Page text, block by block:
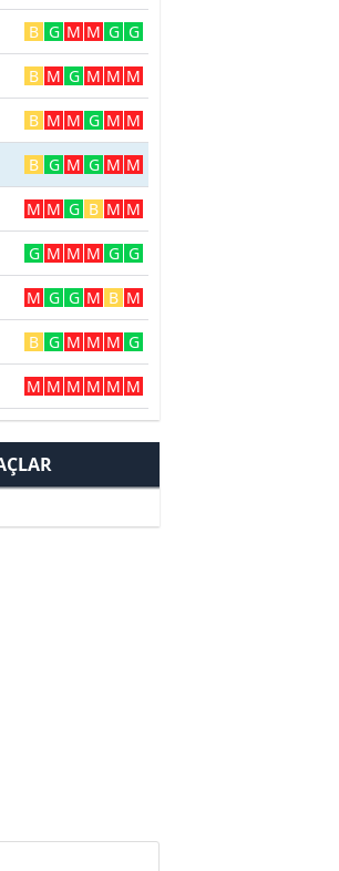
B G M M G G
B M G M M M
B M M G M M
B G M G M M
M M G B M M
G M M M G G
M G G M B M
B G M M M G
M M M M M M